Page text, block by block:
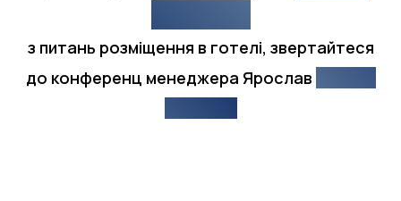
з питань розміщення в готелі, звертайтеся
до конференц менеджера Ярослав